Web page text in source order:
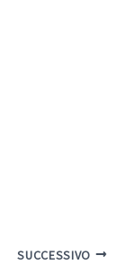
SUCCESSIVO